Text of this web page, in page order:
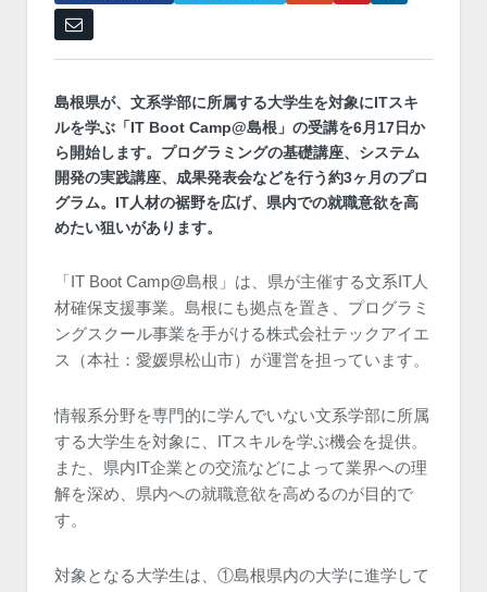
島根県が、文系学部に所属する大学生を対象にITスキ
ルを学ぶ「IT Boot Camp@島根」の受講を6月17日か
ら開始します。プログラミングの基礎講座、システム
開発の実践講座、成果発表会などを行う約3ヶ月のプロ
グラム。IT人材の裾野を広げ、県内での就職意欲を高
めたい狙いがあります。
「IT Boot Camp@島根」は、県が主催する文系IT人
材確保支援事業。島根にも拠点を置き、プログラミ
ングスクール事業を手がける株式会社テックアイエ
ス（本社：愛媛県松山市）が運営を担っています。
情報系分野を専門的に学んでいない文系学部に所属
する大学生を対象に、ITスキルを学ぶ機会を提供。
また、県内IT企業との交流などによって業界への理
解を深め、県内への就職意欲を高めるのが目的で
す。
対象となる大学生は、①島根県内の大学に進学して